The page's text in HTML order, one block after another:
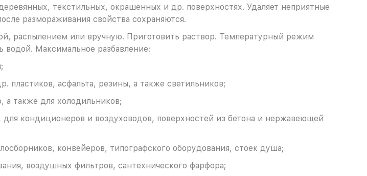
текстильных, окрашенных и др. поверхностях. Удаляет неприятные
размораживания свойства сохраняются.
распылением или вручную. Приготовить раствор. Температурный режим
водой. Максимальное разбавление:
асфальта, резины, а также светильников;
также для холодильников;
кондиционеров и воздуховодов, поверхностей из бетона и нержавеющей
конвейеров, типографского оборудования, стоек душа;
воздушных фильтров, сантехнического фарфора;